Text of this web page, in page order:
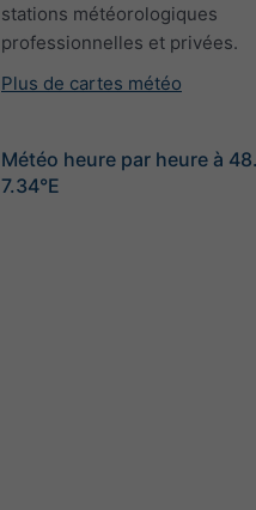
stations météorologiques
professionnelles et privées.
Plus de cartes météo
Météo heure par heure à
7.34°E